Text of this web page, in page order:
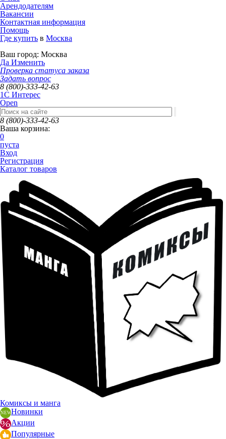
Арендодателям
Вакансии
Контактная информация
Помощь
Где купить в Москва
Ваш город: Москва
Да Изменить
Проверка статуса заказа
Задать вопрос
8 (800)-333-42-63
1C Интерес
Open
8 (800)-333-42-63
Ваша корзина:
0
пуста
Вход
Регистрация
Каталог товаров
Комиксы и манга
Новинки
Акции
Популярные